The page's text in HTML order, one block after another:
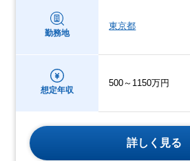
勤務地
東京都
想定年収
500～1150万円
詳しく見る